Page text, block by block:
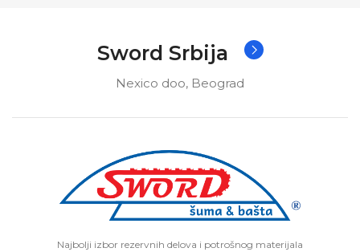
Sword Srbija
Nexico doo, Beograd
Najbolji izbor rezervnih delova i potrošnog materijala